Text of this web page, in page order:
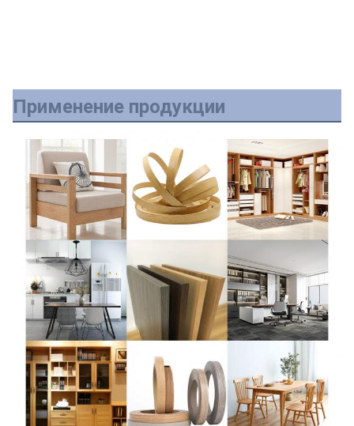
Применение продукции